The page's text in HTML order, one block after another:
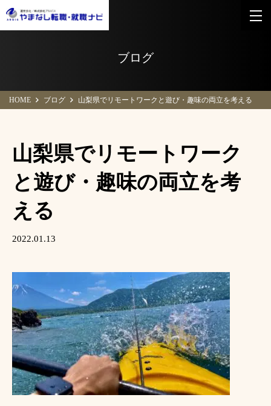
ブログ
HOME ブログ 山梨県でリモートワークと遊び・趣味の両立を考える
山梨県でリモートワーク
と遊び・趣味の両立を考
える
2022.01.13